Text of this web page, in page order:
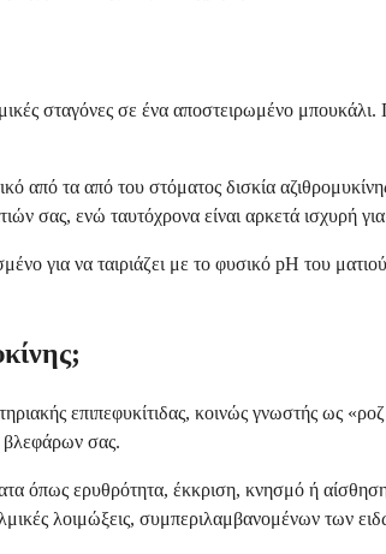
σταγόνες σε ένα αποστειρωμένο
από τα από του στόματος δισκία
σας, ενώ ταυτόχρονα είναι αρκετά ισχυρή
για να ταιριάζει με το φυσικό pH του
επιπεφυκίτιδας, κοινώς γνωστής ως
βλεφάρων σας.
όπως ερυθρότητα, έκκριση, κνησμό ή
λοιμώξεις, συμπεριλαμβανομένων των